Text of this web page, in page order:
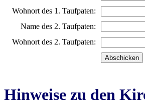
Wohnort des 1. Taufpaten:
Name des 2. Taufpaten:
Wohnort des 2. Taufpaten:
Hinweise zu den